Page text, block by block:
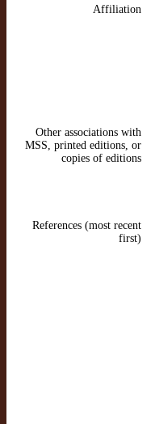
Affiliation
Other associations with
MSS, printed editions, or
copies of editions
References (most recent
first)